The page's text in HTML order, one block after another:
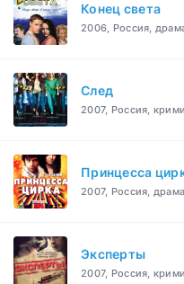
Конец света
2006, Россия,
След
2007, Россия,
Принцесса
2007, Россия, драма
Эксперты
2007, Россия,